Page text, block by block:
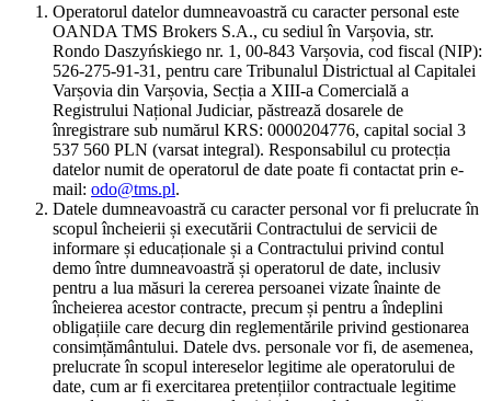
Operatorul datelor dumneavoastră cu caracter personal este
OANDA TMS Brokers S.A., cu sediul în Varșovia, str.
Rondo Daszyńskiego nr. 1, 00-843 Varșovia, cod fiscal (NIP):
526-275-91-31, pentru care Tribunalul Districtual al Capitalei
Varșovia din Varșovia, Secția a XIII-a Comercială a
Registrului Național Judiciar, păstrează dosarele de
înregistrare sub numărul KRS: 0000204776, capital social 3
537 560 PLN (varsat integral). Responsabilul cu protecția
datelor numit de operatorul de date poate fi contactat prin e-
mail: odo@tms.pl.
Datele dumneavoastră cu caracter personal vor fi prelucrate în
scopul încheierii și executării Contractului de servicii de
informare și educaționale și a Contractului privind contul
demo între dumneavoastră și operatorul de date, inclusiv
pentru a lua măsuri la cererea persoanei vizate înainte de
încheierea acestor contracte, precum și pentru a îndeplini
obligațiile care decurg din reglementările privind gestionarea
consimțământului. Datele dvs. personale vor fi, de asemenea,
prelucrate în scopul intereselor legitime ale operatorului de
date, cum ar fi exercitarea pretențiilor contractuale legitime